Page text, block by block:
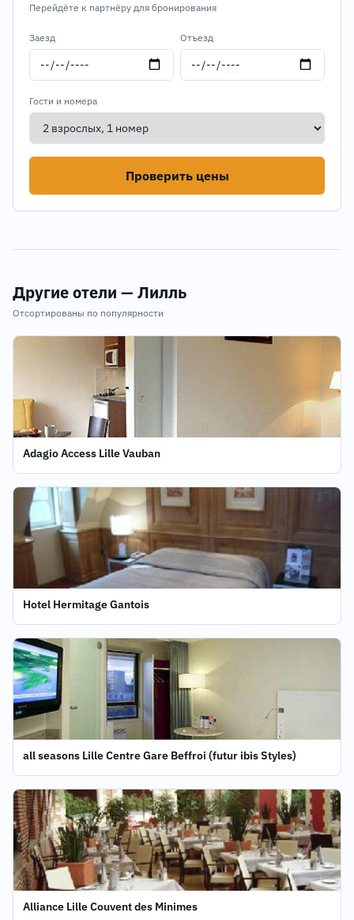
Перейдёте к партнёру для бронирования
Заезд Отъезд
Гости и номера
Проверить цены
Другие отели — Лилль
Отсортированы по популярности
Adagio Access Lille Vauban
Hotel Hermitage Gantois
all seasons Lille Centre Gare Beffroi (futur ibis Styles)
Alliance Lille Couvent des Minimes